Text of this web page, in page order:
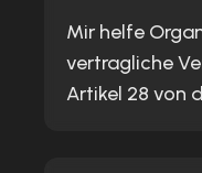
Mir helfe
vertragliche
Artikel 28 von